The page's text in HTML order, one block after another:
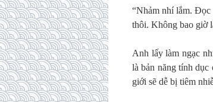
“Nhảm nhí lắm. Đọc
thôi. Không bao giờ
Anh lấy làm ngạc
là bản năng tính
giới sẽ dễ bị tiêm